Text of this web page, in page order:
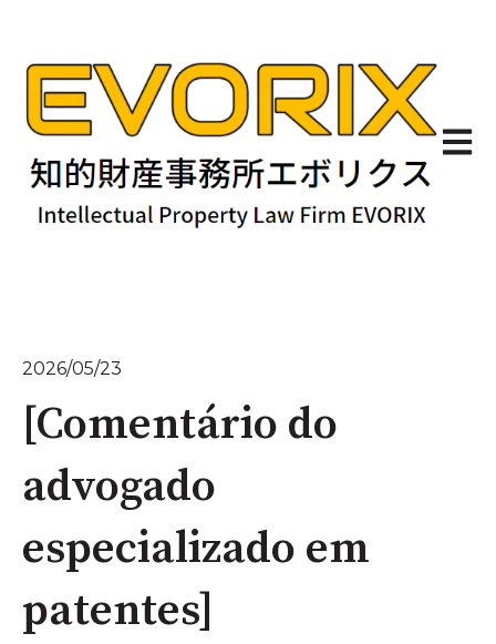
Abrir
2026/05/23
[Comentário do
advogado
especializado em
patentes]